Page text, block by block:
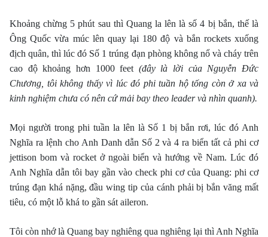
Khoảng chừng 5 phút sau thì Quang la lên là số 4 bị bắn, thế là
Ông Quốc vừa múc lên quay lại 180 độ và bắn rockets xuống
địch quân, thì lúc đó Số 1 trúng đạn phòng không nổ và cháy trên
cao độ khoảng hơn 1000 feet (đây là lời của Nguyễn Đức
Chương, tôi không thấy vì lúc đó phi tuần hộ tống còn ở xa và
kinh nghiệm chưa có nên cứ mải bay theo leader và nhìn quanh).
Mọi người trong phi tuần la lên là Số 1 bị bắn rơi, lúc đó Anh
Nghĩa ra lệnh cho Anh Danh dẫn Số 2 và 4 ra biển tất cả phi cơ
jettison bom và rocket ở ngoài biển và hướng về Nam. Lúc đó
Anh Nghĩa dẫn tôi bay gần vào check phi cơ của Quang: phi cơ
trúng đạn khá nặng, đầu wing tip của cánh phải bị bắn văng mất
tiêu, có một lỗ khá to gần sát aileron.
Tôi còn nhớ là Quang bay nghiêng qua nghiêng lại thì Anh Nghĩa